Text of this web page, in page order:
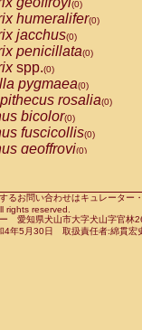
(0)
satanas(0)
monachus
pithecia(0)
Cercocebus agilis
Cercocebus
Cercocebus
Cercocebus
Cercocebus
Cercocebushybrid
Papio anubis(0)
Papio cynocephalus
Papio hamadryas(0)
(0)
humeralifer(0)
jacchus(0)
penicillata(0)
spp.(0)
pygmaea(0)
rosalia(0)
bicolor(0)
fuscicollis(0)
geoffroyi(0)
leucopus(0)
midas(0)
mystax(0)
るお問い合わせはキュレータ
rights reserved.
ー 愛知県犬山市大字犬山字官
年5月30日 取扱責任者:綿貫宏